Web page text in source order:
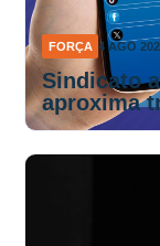
FORÇA 4 AGO
Sindicato
aproxima